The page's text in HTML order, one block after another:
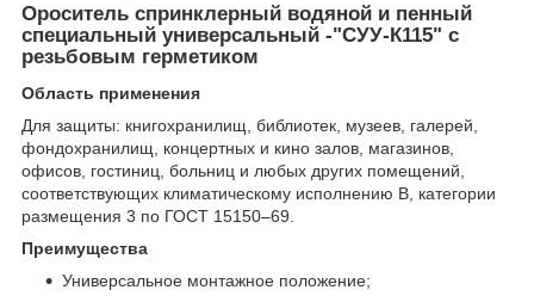
Ороситель спринклерный водяной и пенный
специальный универсальный -"СУУ-К115" с
резьбовым герметиком
Область применения
Для защиты: книгохранилищ, библиотек, музеев, галерей,
фондохранилищ, концертных и кино залов, магазинов,
офисов, гостиниц, больниц и любых других помещений,
соответствующих климатическому исполнению В, категории
размещения 3 по ГОСТ 15150–69.
Преимущества
Универсальное монтажное положение;